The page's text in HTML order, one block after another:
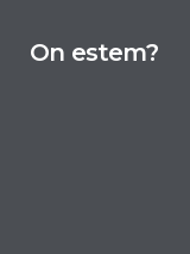
On estem?